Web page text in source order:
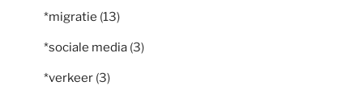
*migratie (13)
*sociale media (3)
*verkeer (3)